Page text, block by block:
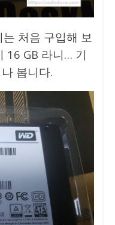
처음 구입해 보
16 GB 라니… 기
봅니다.